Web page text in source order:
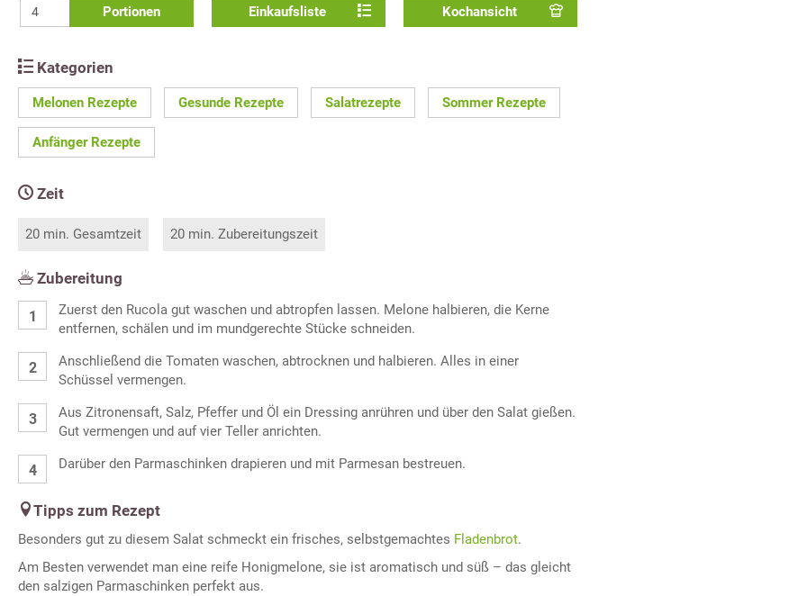
Portionen Einkaufsliste Kochansicht
Kategorien
Melonen Rezepte Gesunde Rezepte Salatrezepte Sommer Rezepte
Anfänger Rezepte
Zeit
20 min. Gesamtzeit 20 min. Zubereitungszeit
Zubereitung
Zuerst den Rucola gut waschen und abtropfen lassen. Melone halbieren, die Kerne
entfernen, schälen und im mundgerechte Stücke schneiden.
Anschließend die Tomaten waschen, abtrocknen und halbieren. Alles in einer
Schüssel vermengen.
Aus Zitronensaft, Salz, Pfeffer und Öl ein Dressing anrühren und über den Salat gießen.
Gut vermengen und auf vier Teller anrichten.
Darüber den Parmaschinken drapieren und mit Parmesan bestreuen.
Tipps zum Rezept
Besonders gut zu diesem Salat schmeckt ein frisches, selbstgemachtes Fladenbrot.
Am Besten verwendet man eine reife Honigmelone, sie ist aromatisch und süß – das gleicht
den salzigen Parmaschinken perfekt aus.